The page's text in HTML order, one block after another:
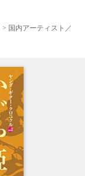
> 国内アーティスト／